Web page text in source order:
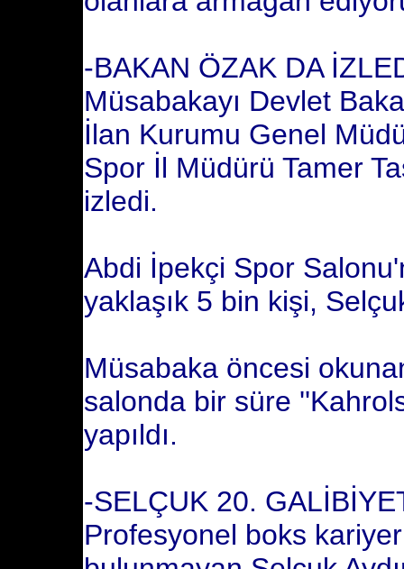
-BAKAN ÖZAK DA
Müsabakayı Devlet
İlan Kurumu Genel
Spor İl Müdürü Tamer
izledi.
Abdi İpekçi Spor
yaklaşık 5 bin kişi,
Müsabaka öncesi
salonda bir süre
yapıldı.
-SELÇUK 20.
Profesyonel boks